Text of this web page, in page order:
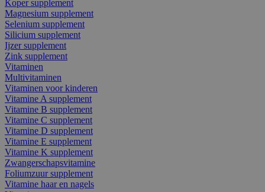
Koper supplement
Magnesium supplement
Selenium supplement
Silicium supplement
Ijzer supplement
Zink supplement
Vitaminen
Multivitaminen
Vitaminen voor kinderen
Vitamine A supplement
Vitamine B supplement
Vitamine C supplement
Vitamine D supplement
Vitamine E supplement
Vitamine K supplement
Zwangerschapsvitamine
Foliumzuur supplement
Vitamine haar en nagels